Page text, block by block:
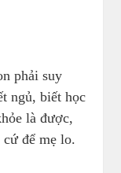
phải suy
ngủ, biết học
là được,
để mẹ lo.